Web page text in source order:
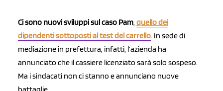
Ci sono nuovi sviluppi sul caso Pam quello dei
dipendenti sottoposti al test del carrello. In sede di
mediazione in prefettura, infatti, l’azienda ha
annunciato che il cassiere licenziato sarà solo sospeso.
Ma i sindacati non ci stanno e annunciano nuove
battaglie.